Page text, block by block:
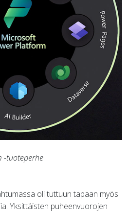
-tuoteperhe
oli tuttuun tapaan myös
Yksittäisten puheenvuorojen